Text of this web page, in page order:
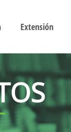
Extensión